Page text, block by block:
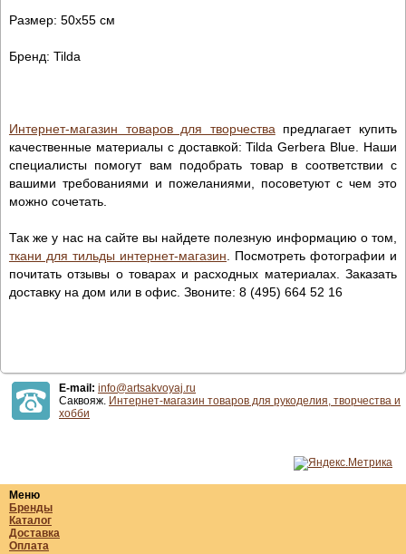
Размер: 50х55 см
Бренд: Tilda
Интернет-магазин товаров для творчества предлагает купить
качественные материалы с доставкой: Tilda Gerbera Blue. Наши
специалисты помогут вам подобрать товар в соответствии с
вашими требованиями и пожеланиями, посоветуют с чем это
можно сочетать.
Так же у нас на сайте вы найдете полезную информацию о том,
ткани для тильды интернет-магазин . Посмотреть фотографии и
почитать отзывы о товарах и расходных материалах. Заказать
доставку на дом или в офис. Звоните: 8 (495) 664 52 16
E-mail: info@artsakvoyaj.ru
Саквояж. Интернет-магазин товаров для рукоделия, творчества и
хобби
Меню
Бренды
Каталог
Доставка
Оплата